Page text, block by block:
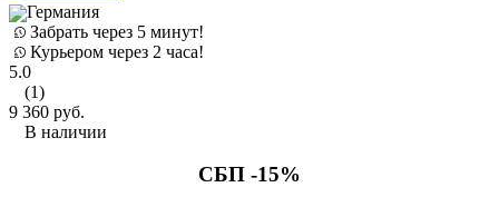
Германия
Забрать через 5 минут!
Курьером через 2 часа!
5.0
(1)
9 360 руб.
В наличии
СБП -15%